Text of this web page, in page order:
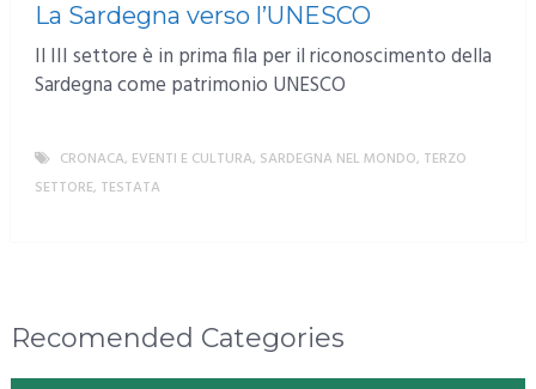
La Sardegna verso l’UNESCO
Il III settore è in prima fila per il riconoscimento della
Sardegna come patrimonio UNESCO
CRONACA, EVENTI E CULTURA, SARDEGNA NEL MONDO, TERZO
SETTORE, TESTATA
Recomended Categories